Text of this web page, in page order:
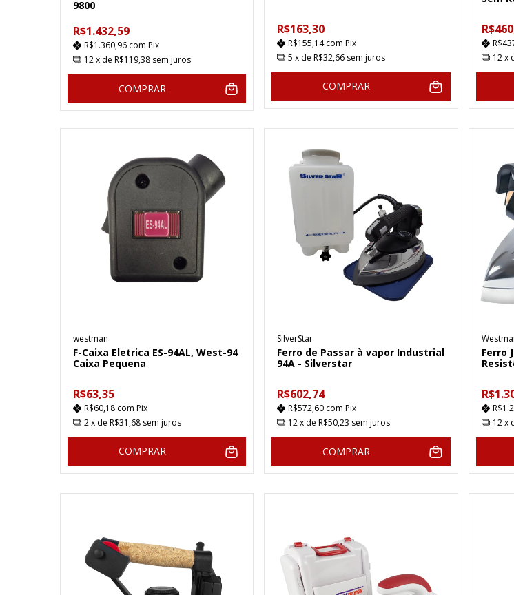
9800
R$1.432,59
R$1.360,96 com Pix
12x de R$119,38 sem juros
COMPRAR
R$163,30
R$155,14com Pix
5 x deR$32,66 sem juros
COMPRAR
12 x
westman
F-Caixa Eletrica ES-94AL, West-94
Caixa Pequena
R$63,35
R$60,18 com Pix
2x de R$31,68 sem juros
COMPRAR
SilverStar
Ferro de Passar à vapor Industrial
94A - Silverstar
R$602,74
R$572,60 com Pix
12x deR$50,23 sem juros
COMPRAR
Ferro
12 x